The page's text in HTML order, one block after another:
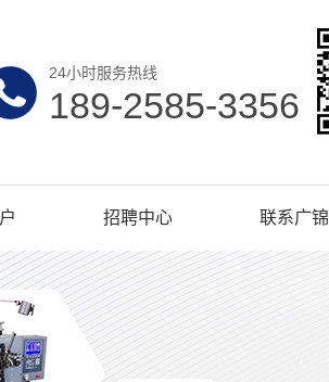
24小时服务热线
189-2585-3356
招聘中心 联系广锦